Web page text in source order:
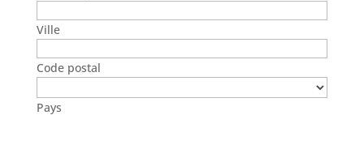
Ville
Code postal
Pays